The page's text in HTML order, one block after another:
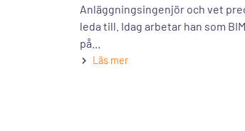
Anläggningsingenjör och vet
leda till. Idag arbetar han som
på...
Läs mer